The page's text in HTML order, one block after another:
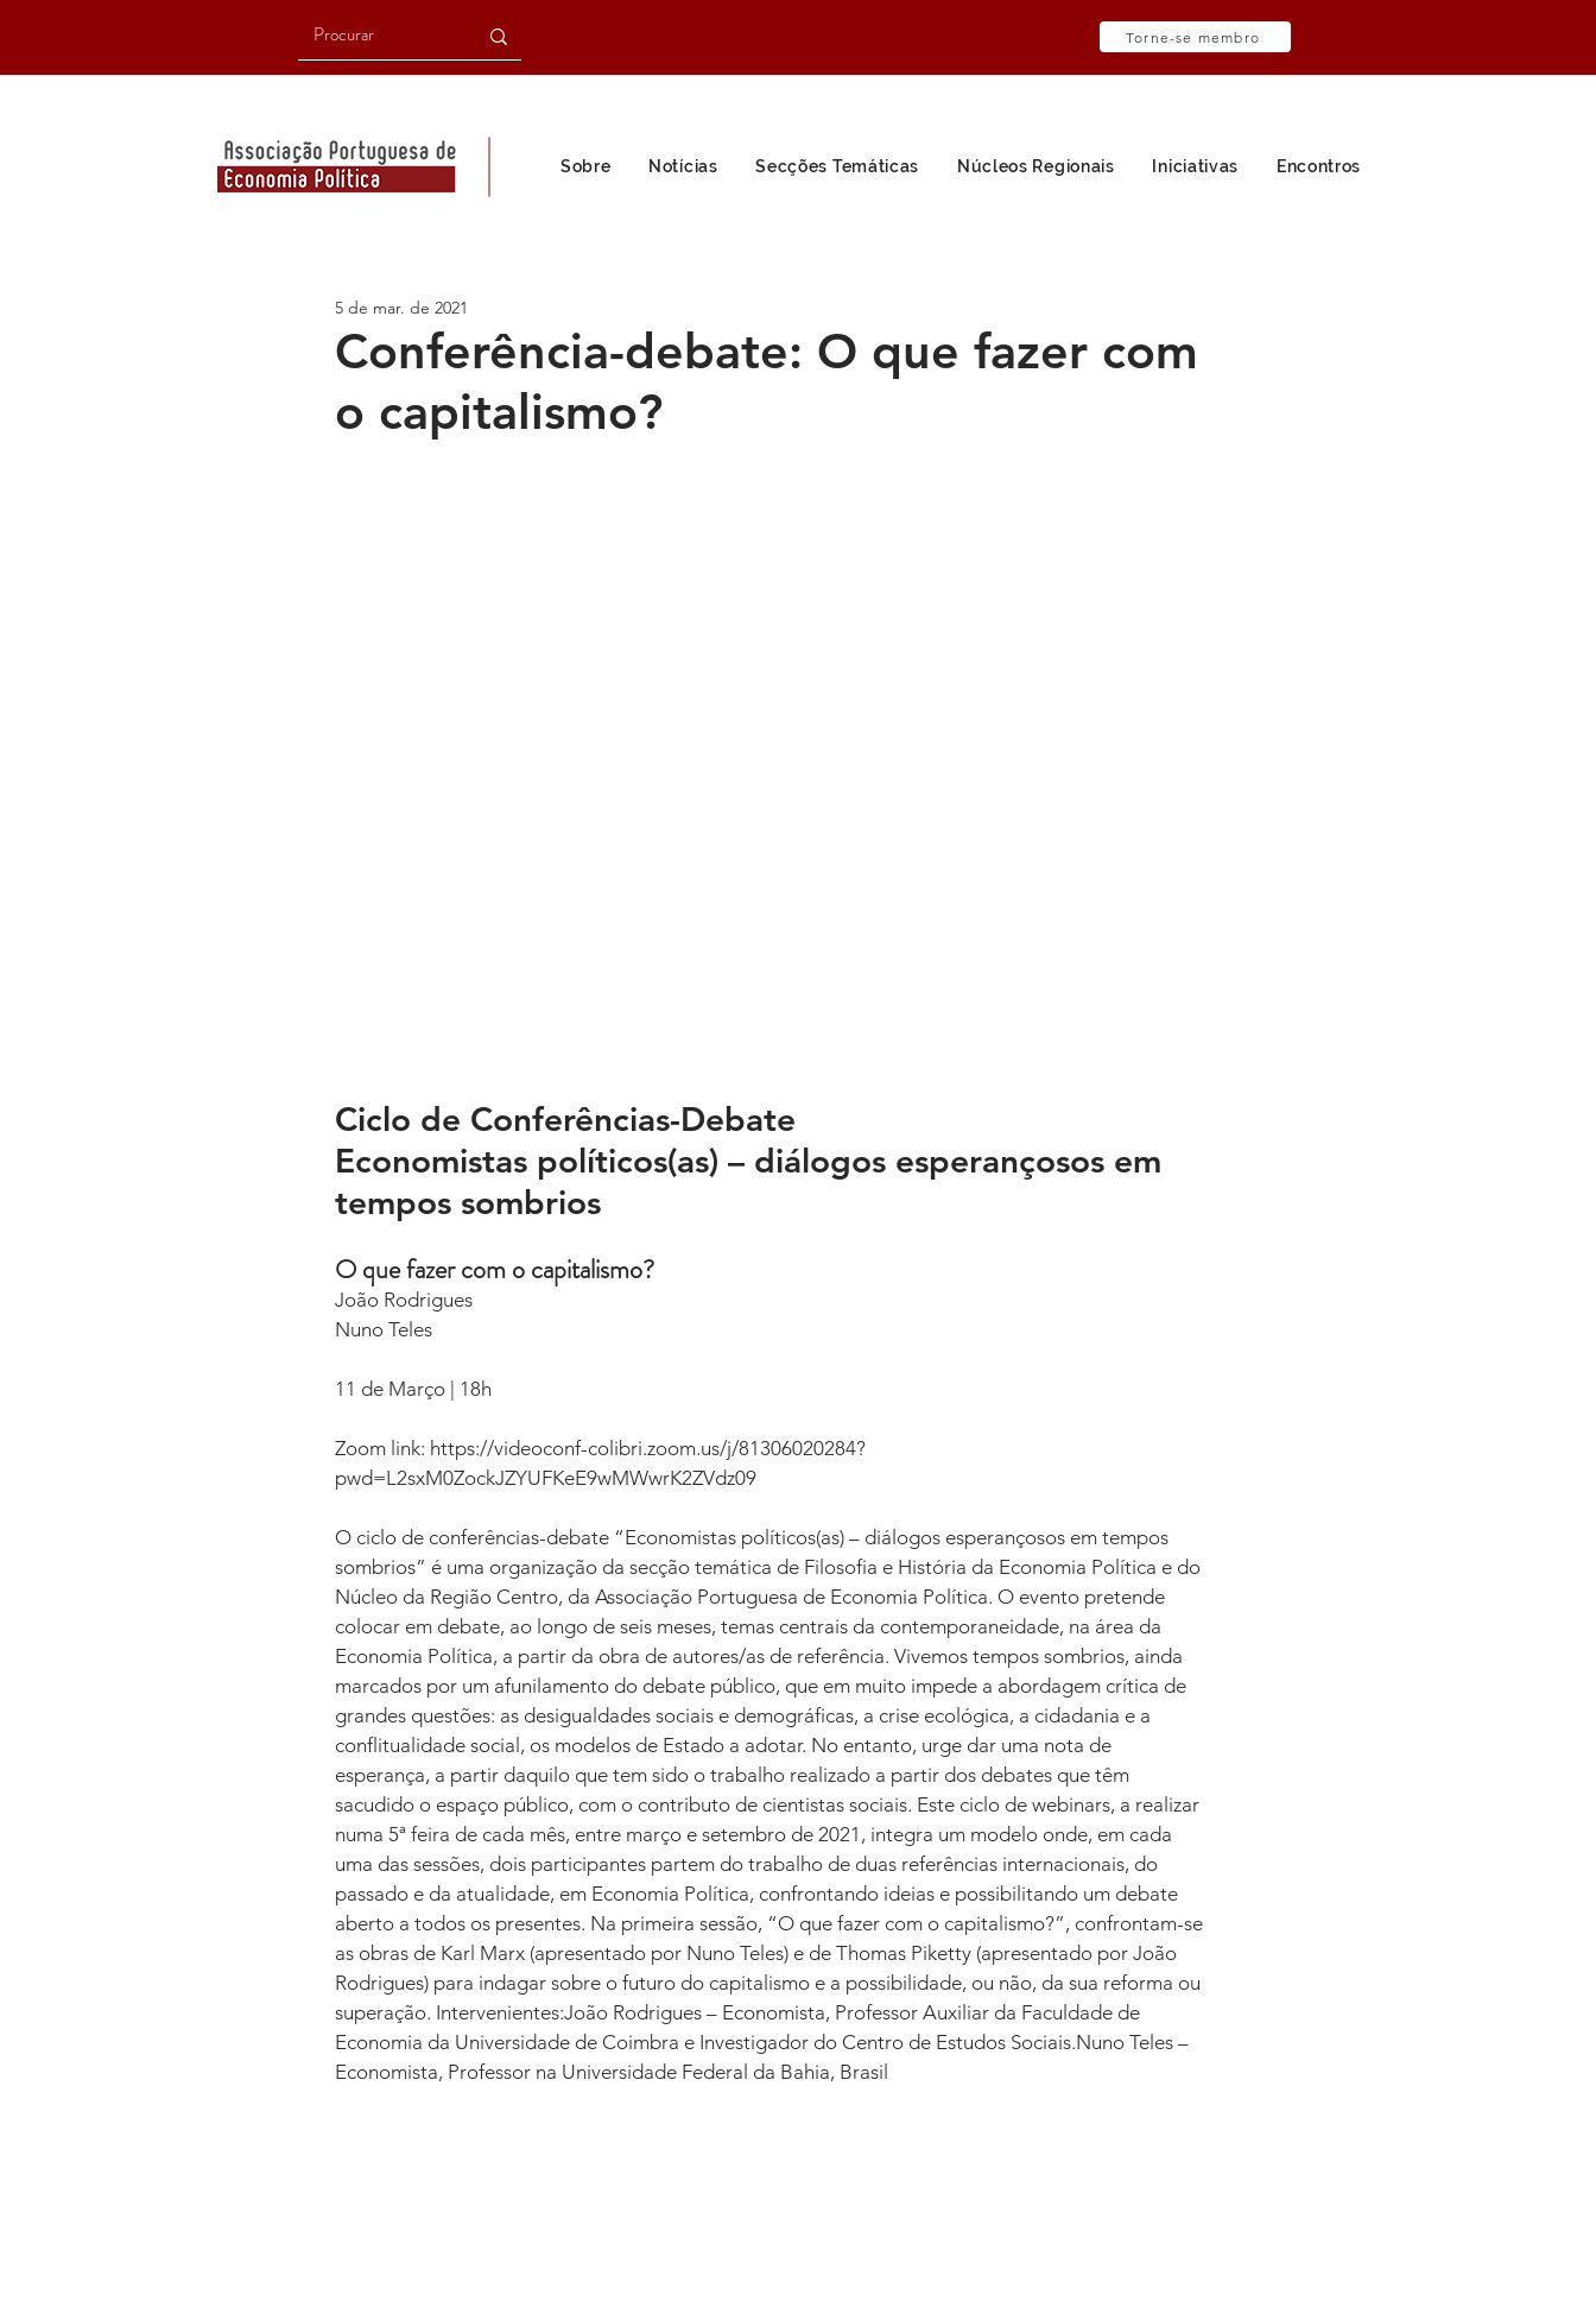
Torne-se membro
Sobre Notícias Secções Temáticas Núcleos Regionais Iniciativas Encontros
Conferência-debate: O que fazer com
o capitalismo?
5 de mar. de 2021
Ciclo de Conferências-Debate
Economistas políticos(as) – diálogos esperançosos em
tempos sombrios
O que fazer com o capitalismo?
João Rodrigues
Nuno Teles
11 de Março | 18h
Zoom link: https://videoconf-colibri.zoom.us/j/81306020284?
pwd=L2sxM0ZockJZYUFKeE9wMWwrK2ZVdz09
O ciclo de conferências-debate “Economistas políticos(as) – diálogos esperançosos em tempos
sombrios” é uma organização da secção temática de Filosofia e História da Economia Política e do
Núcleo da Região Centro, da Associação Portuguesa de Economia Política. O evento pretende
colocar em debate, ao longo de seis meses, temas centrais da contemporaneidade, na área da
Economia Política, a partir da obra de autores/as de referência. Vivemos tempos sombrios, ainda
marcados por um afunilamento do debate público, que em muito impede a abordagem crítica de
grandes questões: as desigualdades sociais e demográficas, a crise ecológica, a cidadania e a
conflitualidade social, os modelos de Estado a adotar. No entanto, urge dar uma nota de
esperança, a partir daquilo que tem sido o trabalho realizado a partir dos debates que têm
sacudido o espaço público, com o contributo de cientistas sociais. Este ciclo de webinars, a realizar
numa 5ª feira de cada mês, entre março e setembro de 2021, integra um modelo onde, em cada
uma das sessões, dois participantes partem do trabalho de duas referências internacionais, do
passado e da atualidade, em Economia Política, confrontando ideias e possibilitando um debate
aberto a todos os presentes. Na primeira sessão, “O que fazer com o capitalismo?”, confrontam-se
as obras de Karl Marx (apresentado por Nuno Teles) e de Thomas Piketty (apresentado por João
Rodrigues) para indagar sobre o futuro do capitalismo e a possibilidade, ou não, da sua reforma ou
superação. Intervenientes:João Rodrigues – Economista, Professor Auxiliar da Faculdade de
Economia da Universidade de Coimbra e Investigador do Centro de Estudos Sociais.Nuno Teles –
Economista, Professor na Universidade Federal da Bahia, Brasil